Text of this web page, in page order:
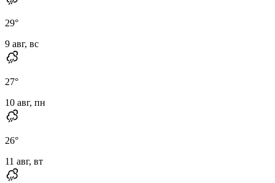
29°
9 авг, вс
27°
10 авг, пн
26°
11 авг, вт